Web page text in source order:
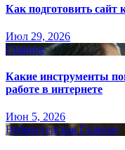
Как подготовить
Июл 29, 2026
Главное
Какие инструменты
работе в интернете
Июн 5, 2026
Вебмастерская Главное